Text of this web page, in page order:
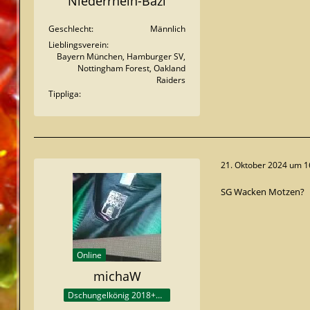
Geschlecht
Männlich
Lieblingsverein
Bayern München, Hamburger SV,
Nottingham Forest, Oakland
Raiders
Tippliga
Online
michaW
Dschungelkönig 2018+2020
21. Oktober 2024 um
SG Wacken Motzen?